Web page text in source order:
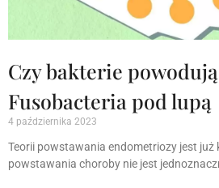
Czy bakterie
Fusobacteria pod lupą
4 października 2023
Teorii powstawania endometriozy jest
powstawania choroby nie jest